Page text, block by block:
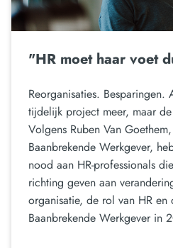
"HR moet haar voet
Reorganisaties.
tijdelijk project meer, maar
Volgens Ruben Van
Baanbrekende Werkgever,
nood aan HR-professionals
richting geven aan
organisatie, de rol van HR en
Baanbrekende Werkgever in